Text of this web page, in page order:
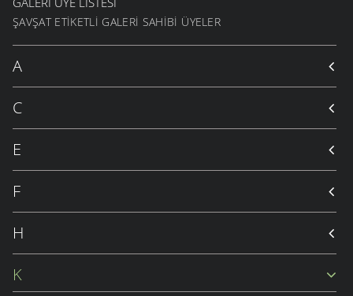
ŞAVŞAT ETIKETLI GALERI SAHIBI ÜYELER
A
C
E
F
H
K